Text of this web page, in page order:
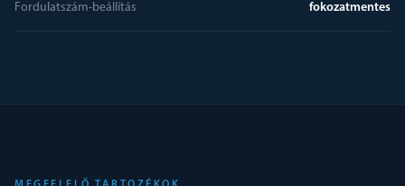
Fordulatszám-beállítás fokozatmentes